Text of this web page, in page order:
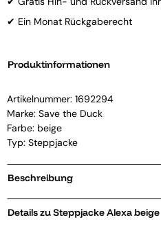
✔ Ein Monat Rückgaberecht
Produktinformationen
Artikelnummer: 1692294
Marke: Save the Duck
Farbe: beige
Typ: Steppjacke
Beschreibung
Details zu Steppjacke Alexa beige